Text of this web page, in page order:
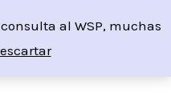
consulta al WSP, muchas